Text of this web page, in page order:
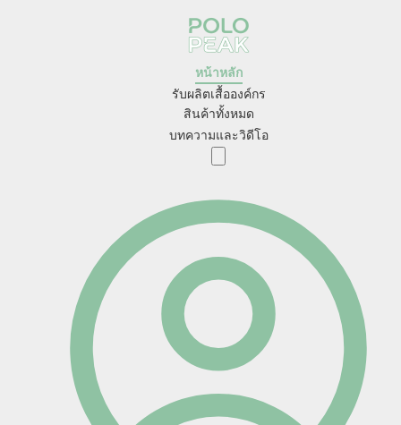
หน้าหลัก
รับผลิตเสื้อองค์กร
สินค้าทั้งหมด
บทความและวิดีโอ